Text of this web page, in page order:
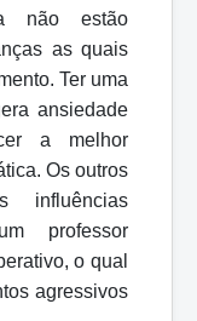
nãoestão
as quais
Ter uma
ansiedade
a melhor
Os outros
influências
professor
o qual
agressivos